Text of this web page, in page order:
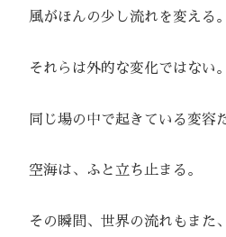
風がほんの少し流れを変える。
それらは外的な変化ではない。
同じ場の中で起きている変容
空海は、ふと立ち止まる。
その瞬間、世界の流れもまた